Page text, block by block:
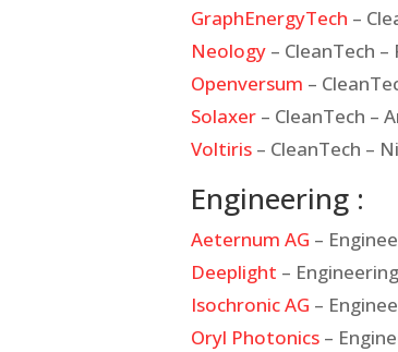
GraphEnergyTech –
Neology – CleanTech
Openversum –
Solaxer – CleanTech –
Voltiris – CleanTech –
Engineering :
Aeternum AG –
Deeplight –
Isochronic AG –
Oryl Photonics –